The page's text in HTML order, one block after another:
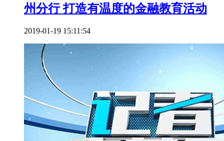
州分行 打造有温度的金融教育活动
2019-01-19 15:11:54